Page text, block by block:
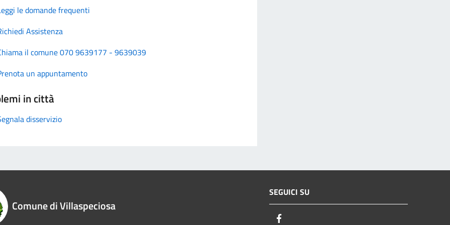
le domande frequenti
Assistenza
il comune 070 9639177 - 9639039
un appuntamento
in città
disservizio
Comune di Villaspeciosa
SEGUICI SU